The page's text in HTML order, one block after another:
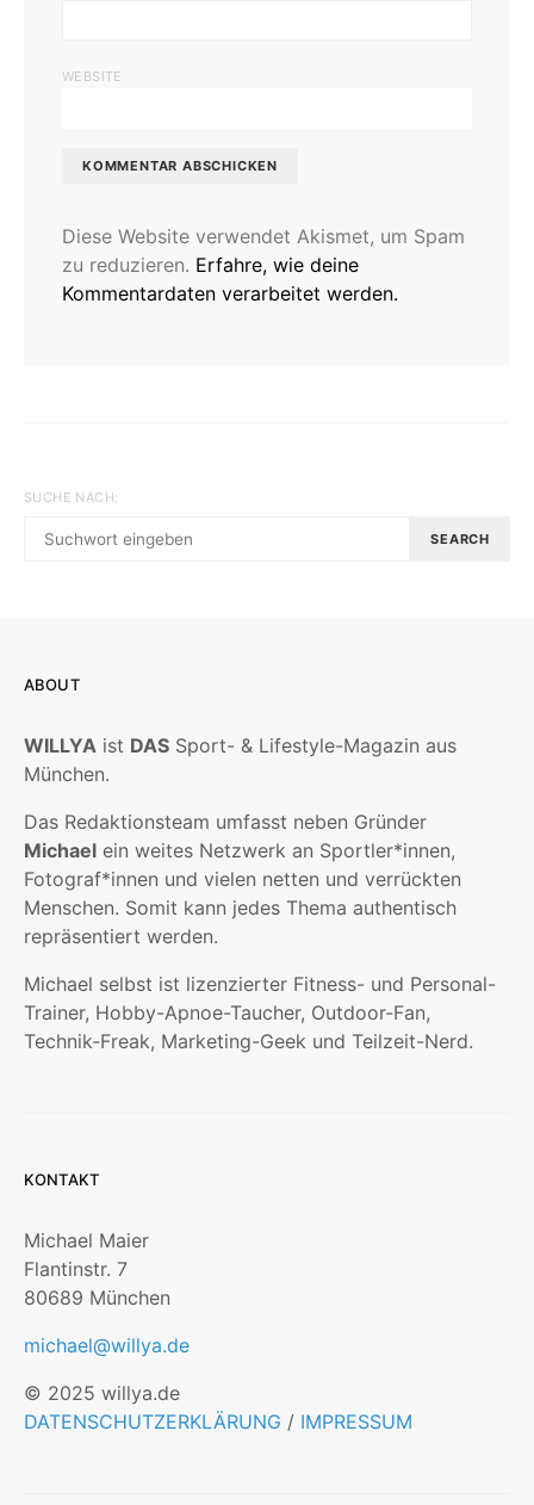
WEBSITE
Diese Website verwendet Akismet, um Spam
zu reduzieren. Erfahre, wie deine
Kommentardaten verarbeitet werden.
SUCHE NACH:
SEARCH
ABOUT
WILLYA ist DAS Sport- & Lifestyle-Magazin aus
München.
Das Redaktionsteam umfasst neben Gründer
Michael ein weites Netzwerk an Sportler*innen,
Fotograf*innen und vielen netten und verrückten
Menschen. Somit kann jedes Thema authentisch
repräsentiert werden.
Michael selbst ist lizenzierter Fitness- und Personal-
Trainer, Hobby-Apnoe-Taucher, Outdoor-Fan,
Technik-Freak, Marketing-Geek und Teilzeit-Nerd.
KONTAKT
Michael Maier
Flantinstr. 7
80689 München
michael@willya.de
© 2025 willya.de
DATENSCHUTZERKLÄRUNG / IMPRESSUM